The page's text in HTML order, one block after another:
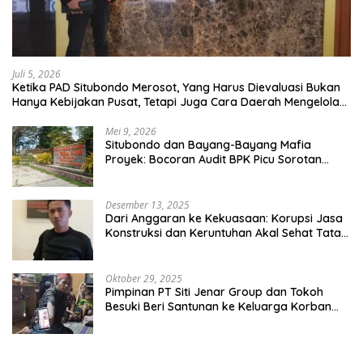
Juli 5, 2026
Ketika PAD Situbondo Merosot, Yang Harus Dievaluasi Bukan
Hanya Kebijakan Pusat, Tetapi Juga Cara Daerah Mengelola
Mei 9, 2026
Situbondo dan Bayang-Bayang Mafia
Proyek: Bocoran Audit BPK Picu Sorotan
Desember 13, 2025
Dari Anggaran ke Kekuasaan: Korupsi Jasa
Konstruksi dan Keruntuhan Akal Sehat Tata
Oktober 29, 2025
Pimpinan PT Siti Jenar Group dan Tokoh
Besuki Beri Santunan ke Keluarga Korban